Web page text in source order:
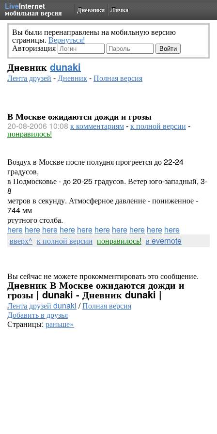
LiveInternet
мобильная версия Дневники Личка
Вы были перенаправлены на мобильную версию
страницы. Вернуться!
Авторизация
Дневник dunaki
Лента друзей -Дневник-Полная версия
В Москве ожидаются дожди и грозы
20-08-2006 10:08 к комментариям-к полной версии -
понравилось!
Воздух в Москве после полудня прогреется до 22-24
градусов,
в Подмосковье - до 20-25 градусов. Ветер юго-западный, 3-
8
метров в секунду. Атмосферное давление - пониженное -
744 мм
ртутного столба.
here here here here here here here here here here
вверх^ к полной версии понравилось! в evernote
Вы сейчас не можете прокомментировать это сообщение.
Дневник В Москве ожидаются дожди и
грозы | dunaki - Дневник dunaki |
Лента друзей dunaki /Полная версия
Добавить в друзья
Страницы: раньше»